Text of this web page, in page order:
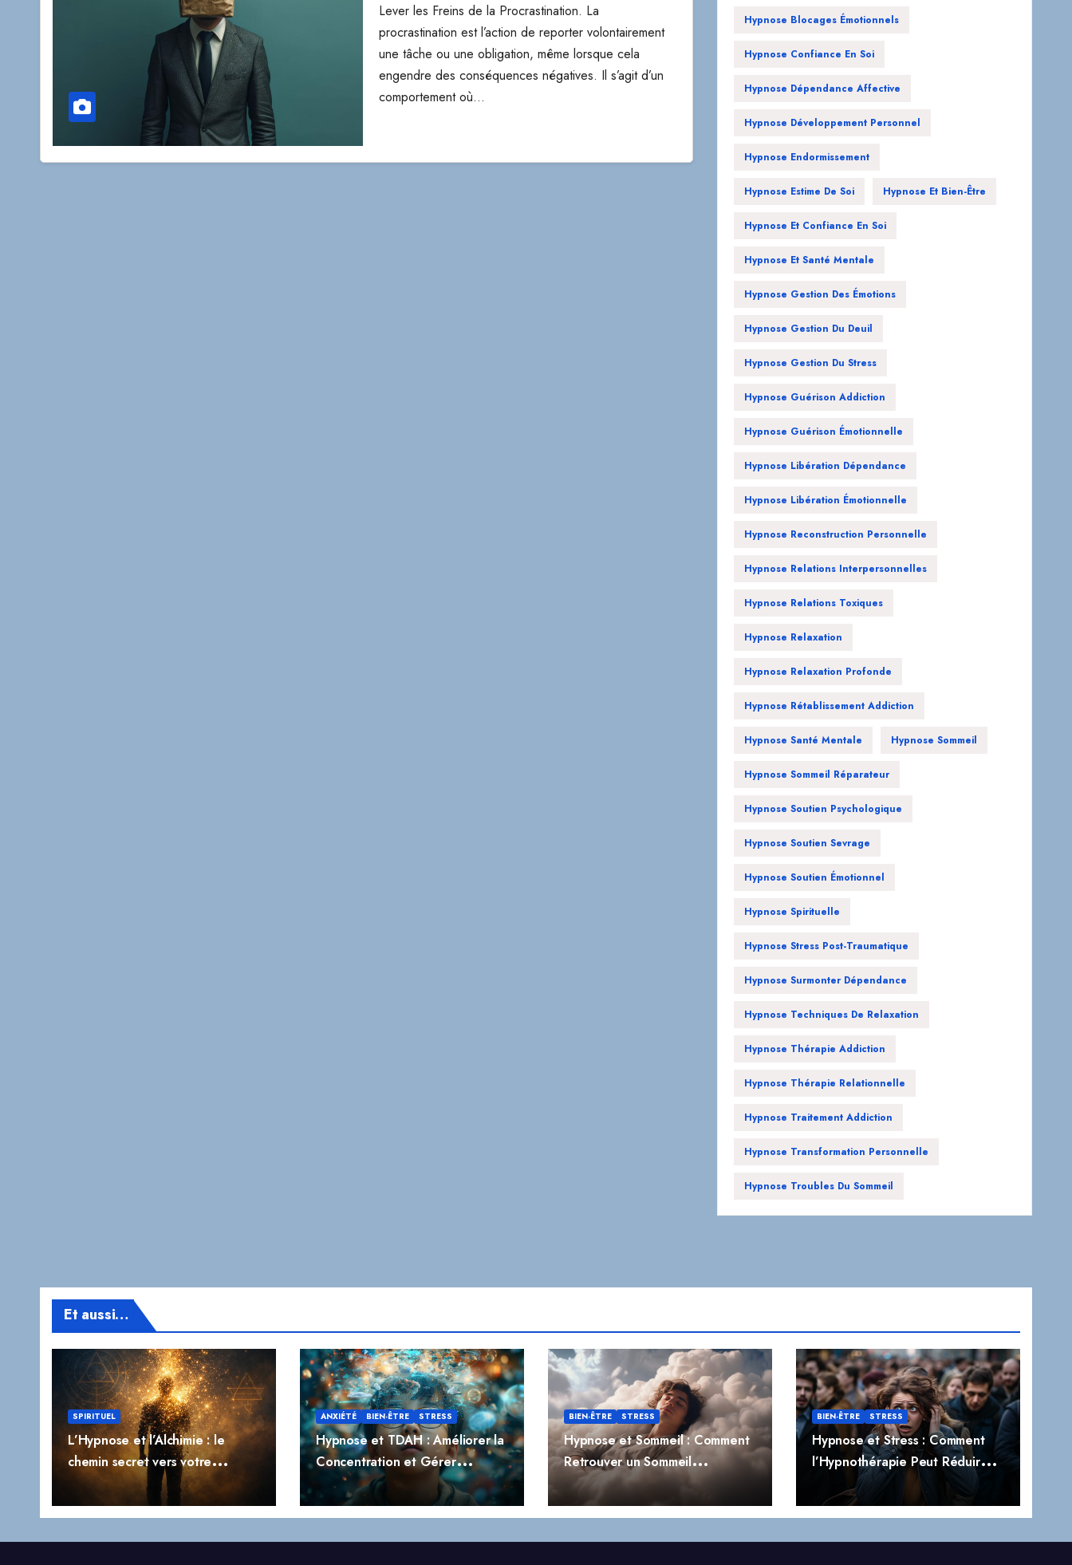
Lever les Freins de la Procrastination. La
procrastination est l’action de reporter volontairement
une tâche ou une obligation, même lorsque cela
engendre des conséquences négatives. Il s’agit d’un
comportement où…
Hypnose Blocages Émotionnels
Hypnose Confiance En Soi
Hypnose Dépendance Affective
Hypnose Développement Personnel
Hypnose Endormissement
Hypnose Estime De Soi Hypnose Et Bien-Être
Hypnose Et Confiance En Soi
Hypnose Et Santé Mentale
Hypnose Gestion Des Émotions
Hypnose Gestion Du Deuil
Hypnose Gestion Du Stress
Hypnose Guérison Addiction
Hypnose Guérison Émotionnelle
Hypnose Libération Dépendance
Hypnose Libération Émotionnelle
Hypnose Reconstruction Personnelle
Hypnose Relations Interpersonnelles
Hypnose Relations Toxiques
Hypnose Relaxation
Hypnose Relaxation Profonde
Hypnose Rétablissement Addiction
Hypnose Santé Mentale Hypnose Sommeil
Hypnose Sommeil Réparateur
Hypnose Soutien Psychologique
Hypnose Soutien Sevrage
Hypnose Soutien Émotionnel
Hypnose Spirituelle
Hypnose Stress Post-Traumatique
Hypnose Surmonter Dépendance
Hypnose Techniques De Relaxation
Hypnose Thérapie Addiction
Hypnose Thérapie Relationnelle
Hypnose Traitement Addiction
Hypnose Transformation Personnelle
Hypnose Troubles Du Sommeil
Et aussi…
SPIRITUEL
L’Hypnose et l’Alchimie : le
chemin secret vers votre
transformation profonde
ANXIÉTÉ BIEN-ÊTRE STRESS
Hypnose et TDAH : Améliorer la
Concentration et Gérer
l’Impulsivité
BIEN-ÊTRE STRESS
Hypnose et Sommeil : Comment
Retrouver un Sommeil
Réparateur Naturellement
BIEN-ÊTRE STRESS
Hypnose et Stress : Comment
l’Hypnothérapie Peut Réduire
Naturellement le Stress